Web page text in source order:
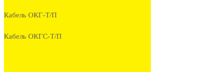
Кабель ОКГ-Т/П
Кабель ОКГС-Т/П